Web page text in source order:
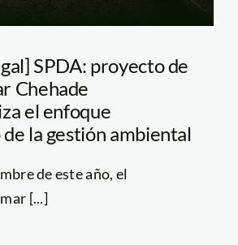
SPDA: proyecto de
Chehade
el enfoque
la gestión ambiental
de este año, el
[...]